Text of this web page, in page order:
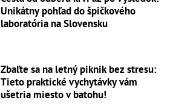
Unikátny pohľad do špičkového
laboratória na Slovensku
Zbaľte sa na letný piknik bez stresu:
Tieto praktické vychytávky vám
ušetria miesto v batohu!